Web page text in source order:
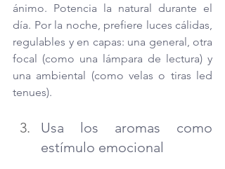
ánimo. Potencia la natural durante el
día. Por la noche, prefiere luces cálidas,
regulables y en capas: una general, otra
focal (como una lámpara de lectura) y
una ambiental (como velas o tiras led
tenues).
Usa los aromas como
estímulo emocional